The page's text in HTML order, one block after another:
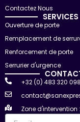
Contactez Nous
SERVICES
Ouverture de porte
Remplacement de
Renforcement de porte
Serrurier d'urgence
+32 (0) 483 320 098
Zone d'intervention